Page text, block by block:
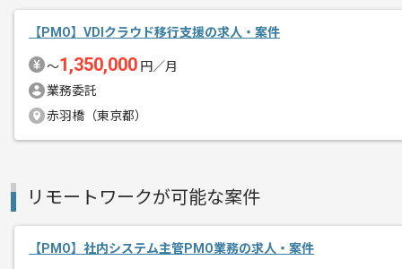
エージェントからのコ
メント
PMOの経験を活かすことができます。
スキルアップされたい方、長期的に参
基本的には一部リモート作業を見込んで
【PMO】VDIクラウド移行支援の求人・案件
〜1,350,000 円／月
業務委託
赤羽橋（東京都）
リモートワークが可能な案件
【PMO】社内システム主管PMO業務の求人・案件